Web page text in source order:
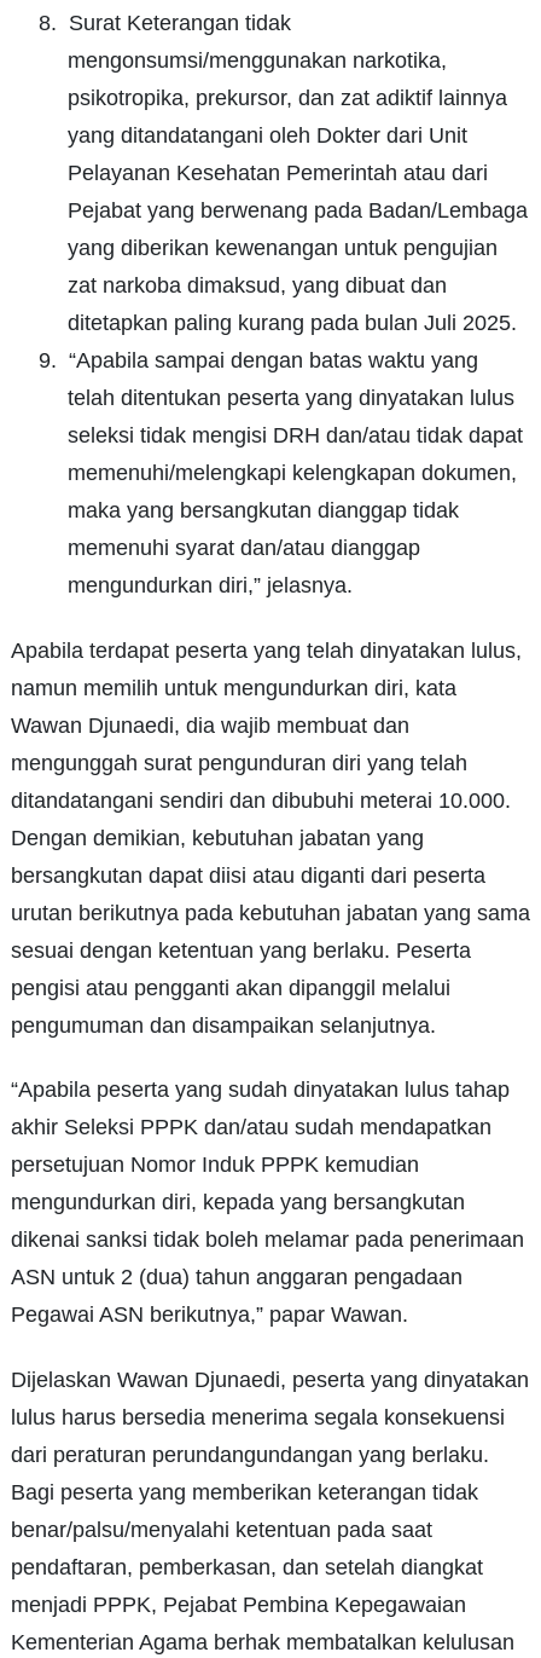
8. Surat Keterangan tidak
mengonsumsi/menggunakan narkotika,
psikotropika, prekursor, dan zat adiktif lainnya
yang ditandatangani oleh Dokter dari Unit
Pelayanan Kesehatan Pemerintah atau dari
Pejabat yang berwenang pada Badan/Lembaga
yang diberikan kewenangan untuk pengujian
zat narkoba dimaksud, yang dibuat dan
ditetapkan paling kurang pada bulan Juli 2025.
9. “Apabila sampai dengan batas waktu yang
telah ditentukan peserta yang dinyatakan lulus
seleksi tidak mengisi DRH dan/atau tidak dapat
memenuhi/melengkapi kelengkapan dokumen,
maka yang bersangkutan dianggap tidak
memenuhi syarat dan/atau dianggap
mengundurkan diri,” jelasnya.
Apabila terdapat peserta yang telah dinyatakan lulus,
namun memilih untuk mengundurkan diri, kata
Wawan Djunaedi, dia wajib membuat dan
mengunggah surat pengunduran diri yang telah
ditandatangani sendiri dan dibubuhi meterai 10.000.
Dengan demikian, kebutuhan jabatan yang
bersangkutan dapat diisi atau diganti dari peserta
urutan berikutnya pada kebutuhan jabatan yang sama
sesuai dengan ketentuan yang berlaku. Peserta
pengisi atau pengganti akan dipanggil melalui
pengumuman dan disampaikan selanjutnya.
“Apabila peserta yang sudah dinyatakan lulus tahap
akhir Seleksi PPPK dan/atau sudah mendapatkan
persetujuan Nomor Induk PPPK kemudian
mengundurkan diri, kepada yang bersangkutan
dikenai sanksi tidak boleh melamar pada penerimaan
ASN untuk 2 (dua) tahun anggaran pengadaan
Pegawai ASN berikutnya,” papar Wawan.
Dijelaskan Wawan Djunaedi, peserta yang dinyatakan
lulus harus bersedia menerima segala konsekuensi
dari peraturan perundangundangan yang berlaku.
Bagi peserta yang memberikan keterangan tidak
benar/palsu/menyalahi ketentuan pada saat
pendaftaran, pemberkasan, dan setelah diangkat
menjadi PPPK, Pejabat Pembina Kepegawaian
Kementerian Agama berhak membatalkan kelulusan